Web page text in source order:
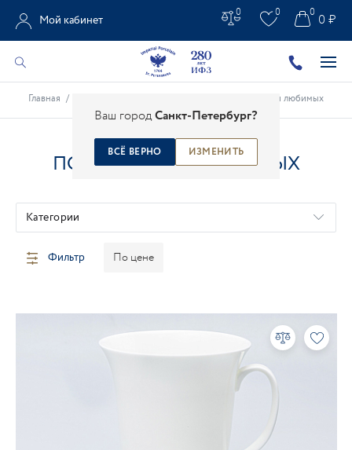
Ваш городСанкт-Петербург?
ВСЁ ВЕРНО ИЗМЕНИТЬ
Мой кабинет
0 0 0 ₽
0
Главная / Подарки для любимых
ПОДАРКИ ДЛЯ ЛЮБИМЫХ
Категории
Фильтр По цене